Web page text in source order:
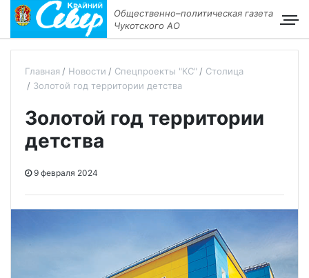
Общественно–политическая газета
Чукотского АО
Главная Новости Спецпроекты "КС"
Столица
Золотой год территории детства
Золотой год территории
детства
9 февраля 2024